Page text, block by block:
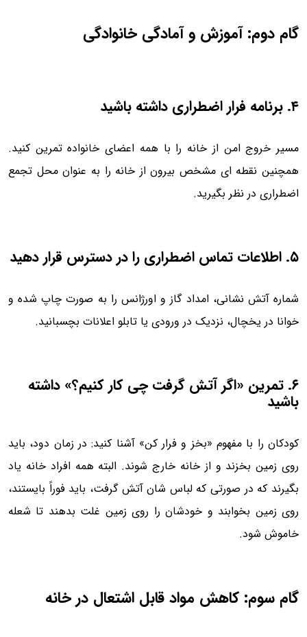
گام دوم: آموزش و آمادگی خانوادگی
۴. برنامه فرار اضطراری داشته باشید
مسیر خروج امن از خانه را با همه اعضای خانواده تمرین کنید.
همچنین نقطه ای مشخص بیرون از خانه را به عنوان محل تجمع
اضطراری در نظر بگیرید.
۵. اطلاعات تماس اضطراری را در دسترس قرار دهید
شماره آتش نشانی، امداد گاز و اورژانس را به صورت چاپ شده و
خوانا در یخچال، نزدیک در ورودی یا تابلو اعلانات بچسبانید.
۶. تمرین «اگر آتش گرفت چی کار کنیم؟» داشته
باشید
کودکان را با مفهوم «بخز و فرار کن» آشنا کنید: در زمان دود، باید
روی زمین بخزند و از خانه خارج شوند. البته همه افراد خانه یاد
بگیرند که در صورتی که لباس شان آتش گرفت، باید فوراً بایستند،
روی زمین بخوابند و خودشان را روی زمین غلت بدهند تا شعله
خاموش شود.
گام سوم: کاهش مواد قابل اشتعال در خانه